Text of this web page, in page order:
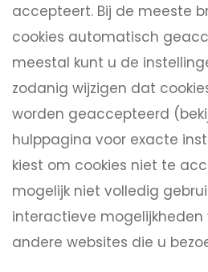
accepteert. Bij de meeste
cookies automatisch
meestal kunt u de
zodanig wijzigen dat
worden geaccepteerd
hulppagina voor exacte
kiest om cookies niet te
mogelijk niet volledig
interactieve
andere websites die u